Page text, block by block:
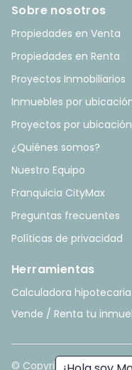
Sobre nosotros
Propiedades en Venta
Propiedades en Renta
Proyectos Inmobiliarios
Inmuebles por
Proyectos por ubicación
¿Quiénes somos?
Nuestro Equipo
Franquicia CityMax
Preguntas frecuentes
Políticas de privacidad
Herramientas
Calculadora hipotecaria
Vende / Renta tu
© Copyright2026. All